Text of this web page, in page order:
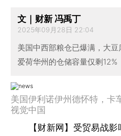
文｜财新 冯禹丁
2025年09月28日 22:04
美国中西部粮仓已爆满，大
爱荷华州的仓储容量仅剩12%
美国伊利诺伊州德怀特，卡
视觉中国
【财新网】 受贸易战影